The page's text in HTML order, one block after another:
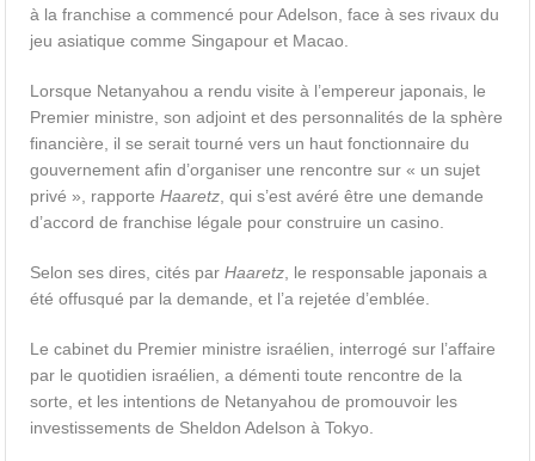
à la franchise a commencé pour Adelson, face à ses rivaux du
jeu asiatique comme Singapour et Macao.
Lorsque Netanyahou a rendu visite à l’empereur japonais, le
Premier ministre, son adjoint et des personnalités de la sphère
financière, il se serait tourné vers un haut fonctionnaire du
gouvernement afin d’organiser une rencontre sur « un sujet
privé », rapporteHaaretz , qui s’est avéré être une demande
d’accord de franchise légale pour construire un casino.
Selon ses dires, cités parHaaretz , le responsable japonais a
été offusqué par la demande, et l’a rejetée d’emblée.
Le cabinet du Premier ministre israélien, interrogé sur l’affaire
par le quotidien israélien, a démenti toute rencontre de la
sorte, et les intentions de Netanyahou de promouvoir les
investissements de Sheldon Adelson à Tokyo.